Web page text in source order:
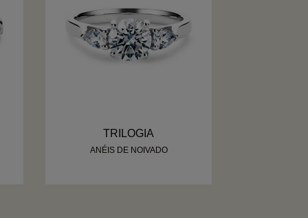
TRILOGIA
ANÉIS DE NOIVADO